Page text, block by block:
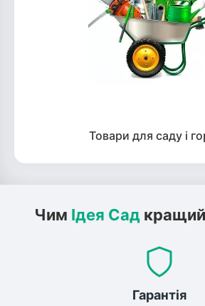
Товари для саду і
Чим Ідея Сад кращий
Гарантія